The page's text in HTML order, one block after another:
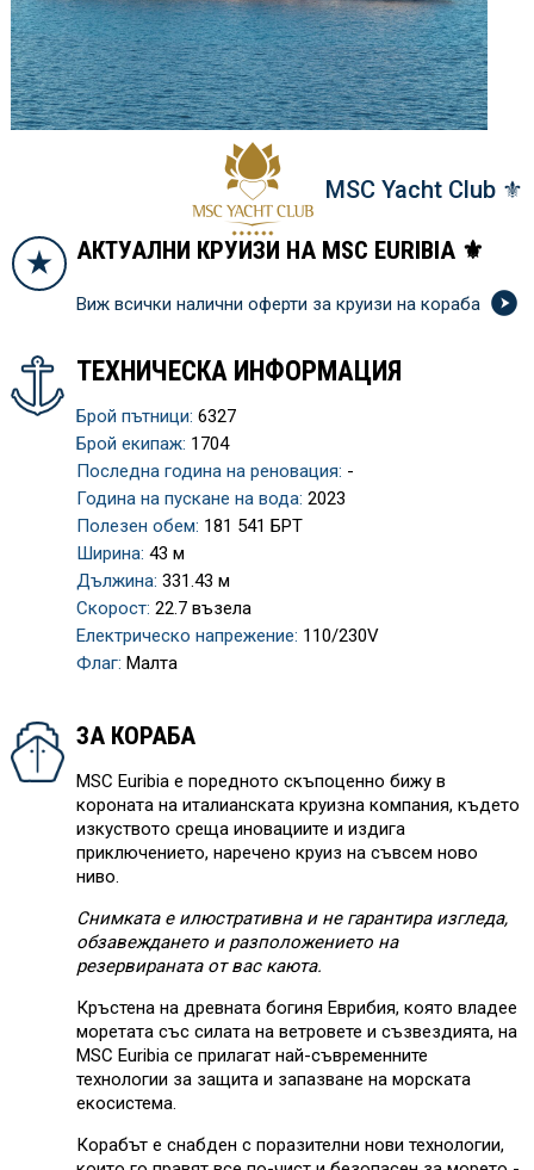
MSC Yacht Club ⚜
АКТУАЛНИ КРУИЗИ НА MSC EURIBIA ⚜
Виж всички налични оферти за круизи на кораба
ТЕХНИЧЕСКА ИНФОРМАЦИЯ
Брой пътници: 6327
Брой екипаж: 1704
Последна година на реновация: -
Година на пускане на вода: 2023
Полезен обем: 181 541 БРТ
Ширина: 43 м
Дължина: 331.43 м
Скорост: 22.7 възела
Електрическо напрежение: 110/230V
Флаг: Малта
ЗА КОРАБА
MSC Euribia е поредното скъпоценно бижу в
короната на италианската круизна компания, където
изкуството среща иновациите и издига
приключението, наречено круиз на съвсем ново
ниво.
Снимката е илюстративна и не гарантира изгледа,
обзавеждането и разположението на
резервираната от вас каюта.
Кръстена на древната богиня Еврибия, която владее
моретата със силата на ветровете и съзвездията, на
MSC Euribia се прилагат най-съвременните
технологии за защита и запазване на морската
екосистема.
Корабът е снабден с поразителни нови технологии,